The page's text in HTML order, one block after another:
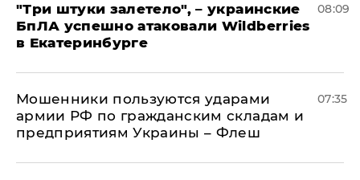
"Три штуки залетело", – украинские
БпЛА успешно атаковали Wildberries
в Екатеринбурге
08:09
Мошенники пользуются ударами
армии РФ по гражданским складам и
предприятиям Украины – Флеш
07:35